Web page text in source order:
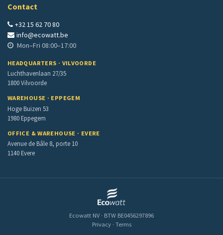
Contact
+32 15 62 70 80
info@ecowatt.be
Mon–Fri 08:00–17:00
HEADQUARTERS · VILVOORDE
Luchthavenlaan 27/35
1800 Vilvoorde
WAREHOUSE · EPPEGEM
Hoge Buizen 53
1980 Eppegem
OFFICE & WAREHOUSE · EVERE
Avenue de Bâle 8, porte 10
1140 Evere
Ecowatt NV · BTW BE0456297896
Privacy · Terms